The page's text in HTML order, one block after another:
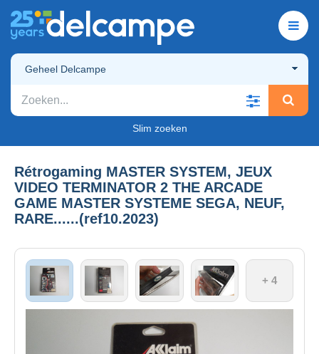
Geheel Delcampe
Slim zoeken
Rétrogaming MASTER SYSTEM, JEUX
VIDEO TERMINATOR 2 THE ARCADE
GAME MASTER SYSTEME SEGA, NEUF,
RARE......(ref10.2023)
+ 4